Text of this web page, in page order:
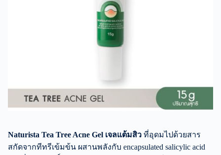
Naturista Tea Tree Acne Gel เจลแต้มสิว ที่อุดมไปด้วยสาร
สกัดจากทีทรีเข้มข้น ผสานพลังกับ encapsulated salicylic acid